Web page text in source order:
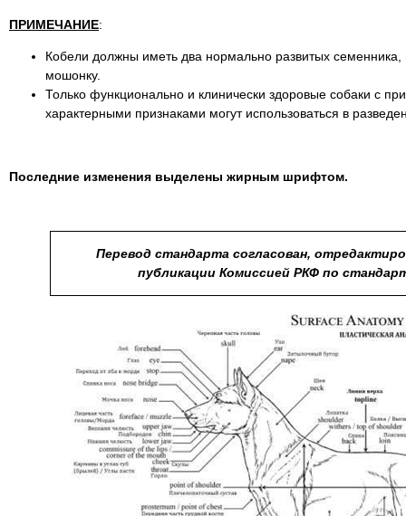
ПРИМЕЧАНИЕ:
Кобели должны иметь два нормально развитых
мошонку.
Только функционально и клинически здоровые собаки с
характерными признаками могут использоваться в
Последние изменения выделены жирным шрифтом.
Перевод стандарта согласован,
публикации Комиссией РКФ по